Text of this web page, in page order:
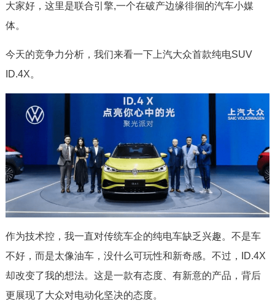
大家好，这里是联合引擎,一个在破产边缘徘徊的汽车小媒
体。
今天的竞争力分析，我们来看一下上汽大众首款纯电SUV
ID.4X。
作为技术控，我一直对传统车企的纯电车缺乏兴趣。不是车
不好，而是太像油车，没什么可玩性和新奇感。不过，ID.4X
却改变了我的想法。这是一款有态度、有新意的产品，背后
更展现了大众对电动化坚决的态度。